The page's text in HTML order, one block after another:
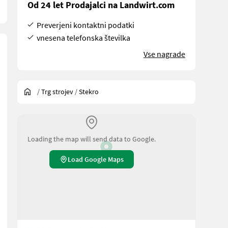
Od 24 let Prodajalci na Landwirt.com
Preverjeni kontaktni podatki
vnesena telefonska številka
Vse nagrade
/Trg strojev /Stekro
Loading the map will send data to Google.
Load Google Maps